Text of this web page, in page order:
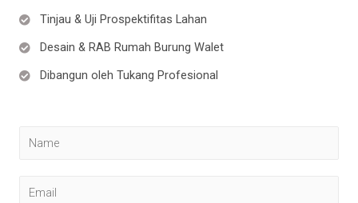
Tinjau & Uji Prospektifitas Lahan
Desain & RAB Rumah Burung Walet
Dibangun oleh Tukang Profesional